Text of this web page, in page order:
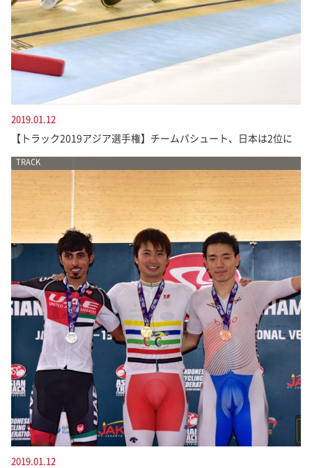
2019.01.12
【トラック2019アジア選手権】チームパシュート、日本は2位に
TRACK
2019.01.12